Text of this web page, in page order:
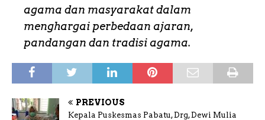
agama dan masyarakat dalam
menghargai perbedaan ajaran,
pandangan dan tradisi agama.
PREVIOUS
Kepala Puskesmas Pabatu, Drg, Dewi Mulia